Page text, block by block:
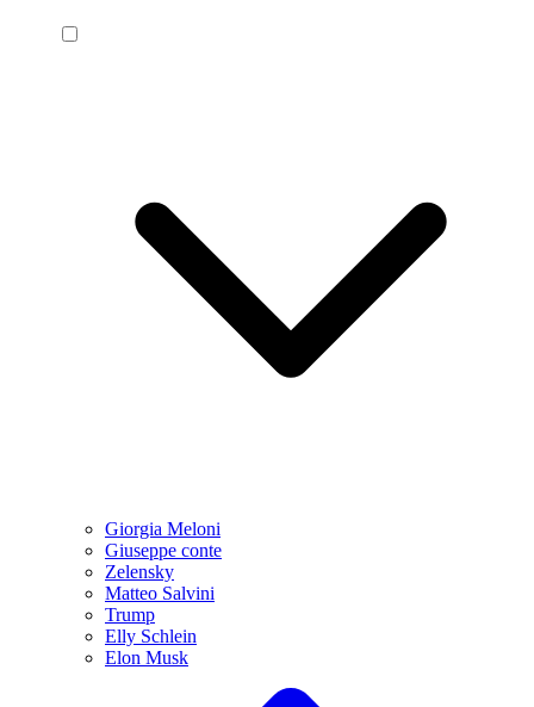
Giorgia Meloni
Giuseppe conte
Zelensky
Matteo Salvini
Trump
Elly Schlein
Elon Musk